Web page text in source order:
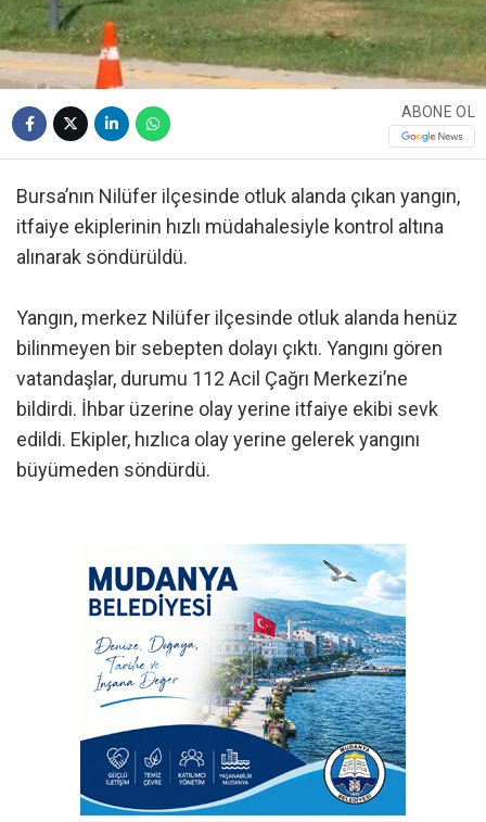
ABONE OL
Bursa’nın Nilüfer ilçesinde otluk alanda çıkan yangın,
itfaiye ekiplerinin hızlı müdahalesiyle kontrol altına
alınarak söndürüldü.
Yangın, merkez Nilüfer ilçesinde otluk alanda henüz
bilinmeyen bir sebepten dolayı çıktı. Yangını gören
vatandaşlar, durumu 112 Acil Çağrı Merkezi’ne
bildirdi. İhbar üzerine olay yerine itfaiye ekibi sevk
edildi. Ekipler, hızlıca olay yerine gelerek yangını
büyümeden söndürdü.